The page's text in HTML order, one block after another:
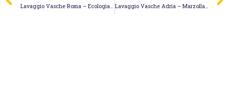
Lavaggio Vasche Roma – Ecologia F.lli Cicchinelli S.r.l. Lavaggio Vasche Adria – Marzolla Spurghi – Pozzi Neri